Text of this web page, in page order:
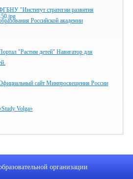
"Институт стратегии развития
Российской академии
"Растим детей" Навигатор для
сайт Минпросвещения России
Volga»
организации